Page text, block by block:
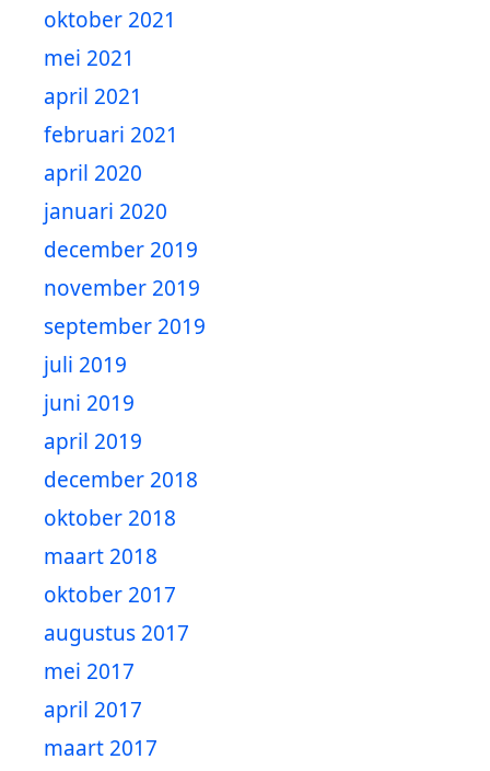
oktober 2021
mei 2021
april 2021
februari 2021
april 2020
januari 2020
december 2019
november 2019
september 2019
juli 2019
juni 2019
april 2019
december 2018
oktober 2018
maart 2018
oktober 2017
augustus 2017
mei 2017
april 2017
maart 2017